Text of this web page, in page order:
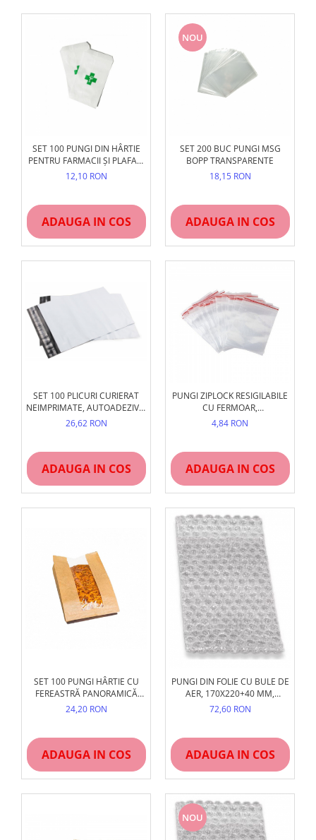
SET 100 PUNGI DIN HÂRTIE
PENTRU FARMACII ȘI PLAFAR,
ALBE, REZISTENTE
12,10 RON
ADAUGA IN COS
NOU
SET 200 BUC PUNGI MSG
BOPP TRANSPARENTE
18,15 RON
ADAUGA IN COS
SET 100 PLICURI CURIERAT
NEIMPRIMATE, AUTOADEZIVE,
PE OPAC
26,62 RON
ADAUGA IN COS
PUNGI ZIPLOCK RESIGILABILE
CU FERMOAR,
TRANSPARENTE, 100 BUC
4,84 RON
ADAUGA IN COS
SET 100 PUNGI HÂRTIE CU
FEREASTRĂ PANORAMICĂ
BOPP, DIVERSE MĂRIMI,
PANIFICAȚIE ȘI PATISERIE
24,20 RON
ADAUGA IN COS
PUNGI DIN FOLIE CU BULE DE
AER, 170X220+40 MM,
INCHIDERE CLAPETA ADEZIV
PERMANENT, 100 BUC/SET
72,60 RON
ADAUGA IN COS
NOU